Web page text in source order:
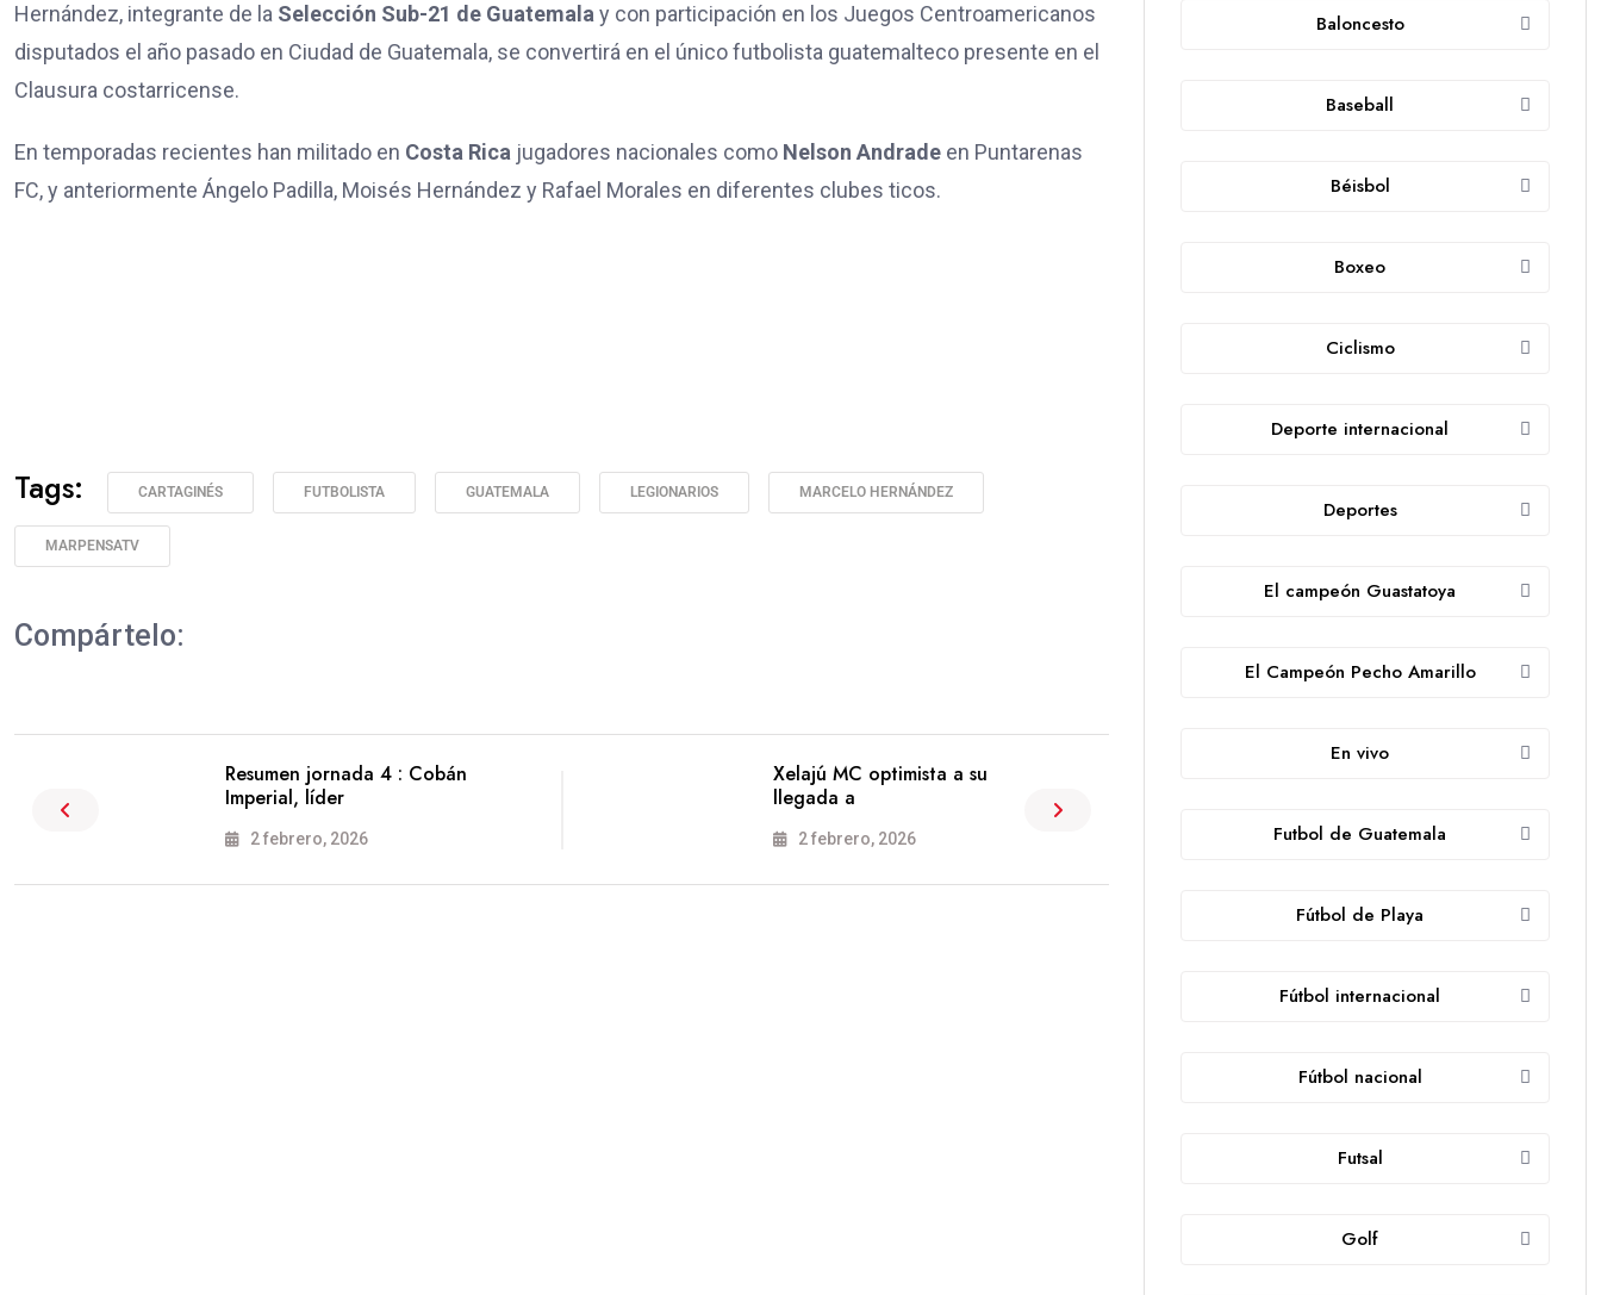
Hernández, integrante de la Selección Sub-21 de Guatemala y con participación en los Juegos Centroamericanos
disputados el año pasado en Ciudad de Guatemala, se convertirá en el único futbolista guatemalteco presente en el
Clausura costarricense.
En temporadas recientes han militado en Costa Rica jugadores nacionales como Nelson Andrade en Puntarenas
FC, y anteriormente Ángelo Padilla, Moisés Hernández y Rafael Morales en diferentes clubes ticos.
Tags: CARTAGINÉS FUTBOLISTA GUATEMALA LEGIONARIOS MARCELO HERNÁNDEZ
MARPENSATV
Compártelo:
Resumen jornada 4 : Cobán
Imperial, líder
2 febrero, 2026
Xelajú MC optimista a su
llegada a
2 febrero, 2026
Baloncesto
Baseball
Béisbol
Boxeo
Ciclismo
Deporte internacional
Deportes
El campeón Guastatoya
El Campeón Pecho Amarillo
En vivo
Futbol de Guatemala
Fútbol de Playa
Fútbol internacional
Fútbol nacional
Futsal
Golf